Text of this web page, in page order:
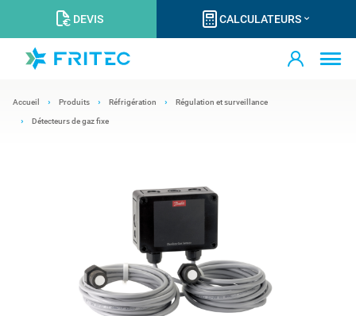
DEVIS CALCULATEURS
Accueil Produits Réfrigération Régulation et surveillance
Détecteurs de gaz fixe